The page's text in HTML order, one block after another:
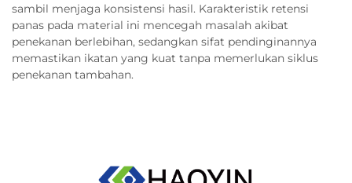
sambil menjaga konsistensi hasil. Karakteristik retensi
panas pada material ini mencegah masalah akibat
penekanan berlebihan, sedangkan sifat pendinginannya
memastikan ikatan yang kuat tanpa memerlukan siklus
penekanan tambahan.